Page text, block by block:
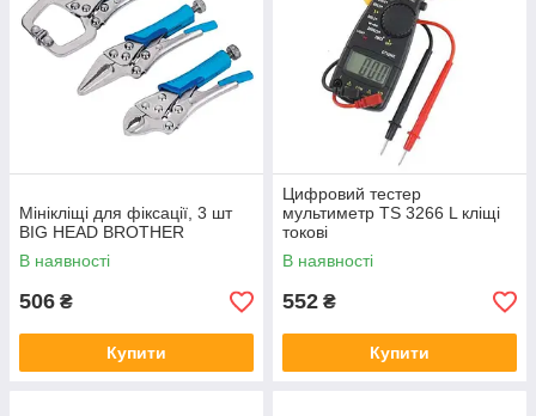
випускатися у вигляді електровимірювальних кліщів і
поєднувати в собі функції обох приладів. З допомогою
тестерів можна виявити несправність в проводці, зазвичай
сигналізує про проблеми звуковий сигнал або підсвічування
на рідкокристалічному екрані. Наявність додаткових функцій
підвищить не тільки характеристики мультиметра, а і його
Мінікліщі для фіксації, 3 шт
BIG HEAD BROTHER
В наявності
506 ₴
Купити
Цифровий тестер
мультиметр TS 3266 L кліщі
токові
В наявності
552 ₴
Купити